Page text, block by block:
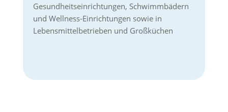
Gesundheitseinrichtungen, Schwimmbädern
und Wellness-Einrichtungen sowie in
Lebensmittelbetrieben und Großküchen